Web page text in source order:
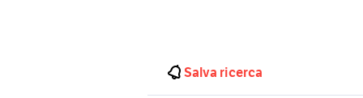
Salva ricerca